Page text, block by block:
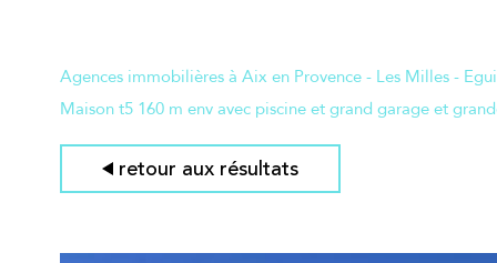
Agences immobilières à Aix en Provence - Les Milles -
Maison t5 160 m env avec piscine et grand garage et
retour aux résultats